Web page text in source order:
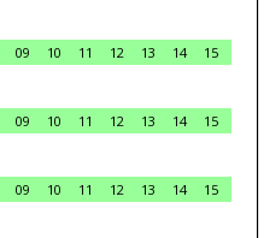
09 10 11 12 13 14
15
09 10 11 12 13 14
15
09 10 11 12 13 14
15